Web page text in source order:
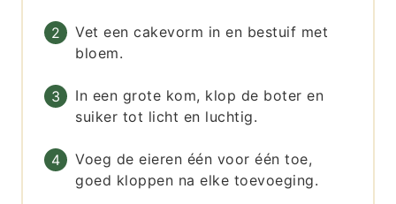
Vet een cakevorm in en bestuif met
bloem.
In een grote kom, klop de boter en
suiker tot licht en luchtig.
Voeg de eieren één voor één toe,
goed kloppen na elke toevoeging.